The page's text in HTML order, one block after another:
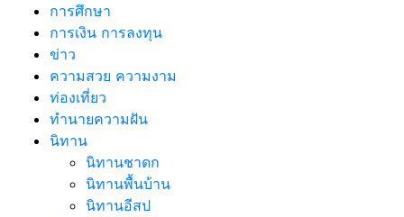
การศึกษา
การเงิน การลงทุน
ข่าว
ความสวย ความงาม
ท่องเที่ยว
ทํานายความฝัน
นิทาน
นิทานชาดก
นิทานพื้นบ้าน
นิทานอีสป